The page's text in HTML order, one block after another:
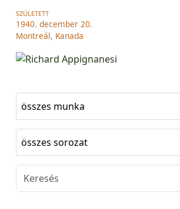
SZÜLETETT
1940. december 20.
Montreál, Kanada
összes munka
összes sorozat